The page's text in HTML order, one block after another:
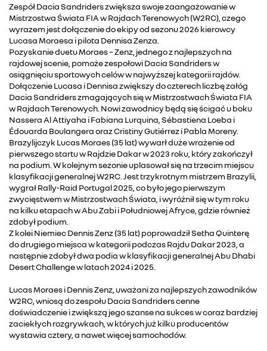
Zespół Dacia Sandriders zwiększa swoje zaangażowanie w
Mistrzostwa Świata FIA w Rajdach Terenowych (W2RC), czego
wyrazem jest dołączenie do ekipy od sezonu 2026 kierowcy
Lucasa Moraesa i pilota Dennisa Zenza.
Pozyskanie duetu Moraes – Zenz, jednego z najlepszych na
rajdowej scenie, pomoże zespołowi Dacia Sandriders w
osiągnięciu sportowych celów w najwyższej kategorii rajdów.
Dołączenie Lucasa i Dennisa zwiększy do czterech liczbę załóg
Dacia Sandriders zmagających się w Mistrzostwach Świata FIA
w Rajdach Terenowych. Nowi zawodnicy będą się ścigać u boku
Nassera Al Attiyaha i Fabiana Lurquina, Sébastiena Loeba i
Édouarda Boulangera oraz Cristiny Gutiérrez i Pabla Moreny.
Brazylijczyk Lucas Moraes (35 lat) wywarł duże wrażenie od
pierwszego startu w Rajdzie Dakar w 2023 roku, który zakończył
na podium. W kolejnym sezonie uplasował się na trzecim miejscu
klasyfikacji generalnej W2RC. Jest trzykrotnym mistrzem Brazylii,
wygrał Rally-Raid Portugal 2025, co było jego pierwszym
zwycięstwem w Mistrzostwach Świata, i wyróżnił się w tym roku
na kilku etapach w Abu Zabi i Południowej Afryce, gdzie również
zdobył podium.
Z kolei Niemiec Dennis Zenz (35 lat) poprowadził Setha Quinterę
do drugiego miejsca w kategorii podczas Rajdu Dakar 2023, a
następnie zdobył dwa podia w klasyfikacji generalnej Abu Dhabi
Desert Challenge w latach 2024 i 2025.
Lucas Moraes i Dennis Zenz, uważani za najlepszych zawodników
W2RC, wniosą do zespołu Dacia Sandriders cenne
doświadczenie i zwiększą jego szanse na sukces w coraz bardziej
zaciekłych rozgrywkach, w których już kilku producentów
wystawia cztery, a nawet więcej samochodów.